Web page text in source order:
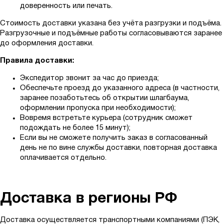
доверенность или печать.
Стоимость доставки указана без учёта разгрузки и подъёма.
Разгрузочные и подъёмные работы согласовываются заранее
до оформления доставки.
Правила доставки:
Экспедитор звонит за час до приезда;
Обеспечьте проезд до указанного адреса (в частности,
заранее позаботьтесь об открытии шлагбаума,
оформлении пропуска при необходимости);
Вовремя встретьте курьера (сотрудник сможет
подождать не более 15 минут);
Если вы не сможете получить заказ в согласованный
день не по вине службы доставки, повторная доставка
оплачивается отдельно.
Доставка в регионы РФ
Доставка осуществляется транспортными компаниями (ПЭК,